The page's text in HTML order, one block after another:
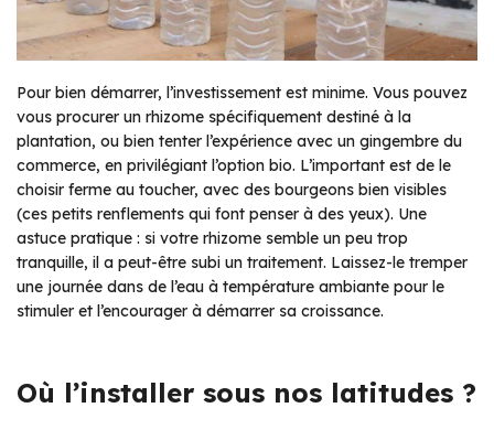
Pour bien démarrer, l’investissement est minime. Vous pouvez
vous procurer un rhizome spécifiquement destiné à la
plantation, ou bien tenter l’expérience avec un gingembre du
commerce, en privilégiant l’option bio. L’important est de le
choisir ferme au toucher, avec des bourgeons bien visibles
(ces petits renflements qui font penser à des yeux). Une
astuce pratique : si votre rhizome semble un peu trop
tranquille, il a peut-être subi un traitement. Laissez-le tremper
une journée dans de l’eau à température ambiante pour le
stimuler et l’encourager à démarrer sa croissance.
Où l’installer sous nos latitudes ?